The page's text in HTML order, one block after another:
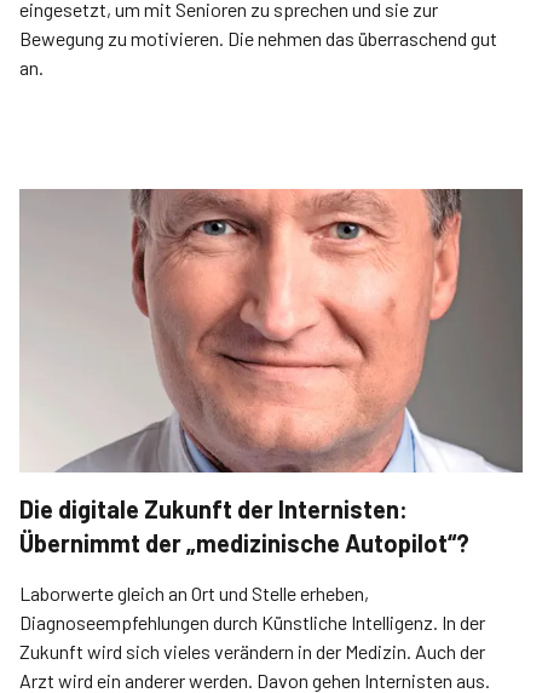
eingesetzt, um mit Senioren zu sprechen und sie zur
Bewegung zu motivieren. Die nehmen das überraschend gut
an.
Die digitale Zukunft der Internisten:
Übernimmt der „medizinische Autopilot“?
Laborwerte gleich an Ort und Stelle erheben,
Diagnoseempfehlungen durch Künstliche Intelligenz. In der
Zukunft wird sich vieles verändern in der Medizin. Auch der
Arzt wird ein anderer werden. Davon gehen Internisten aus.